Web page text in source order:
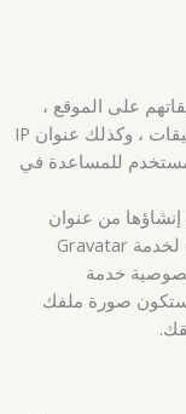
على الموقع ،
نجمع البيانات الموضحة في نموذج التعليقات ، وكذلك عنوان IP
للمساعدة في
من عنوان
بريدك الإلكتروني (وتسمى أيضًا التجزئة) لخدمة Gravatar
خدمة
ستكون صورة ملفك